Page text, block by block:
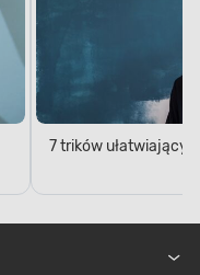
i sprawnie.
o pojemności
wynosi 16 m² / l.
pożądaną
malowanie
musi być
7 trików